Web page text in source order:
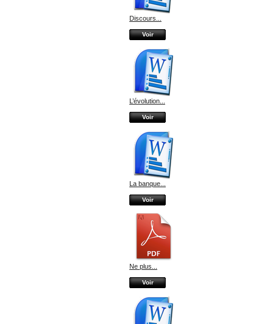
Discours...
Voir
L’évolution...
Voir
La banque...
Voir
Ne plus...
Voir